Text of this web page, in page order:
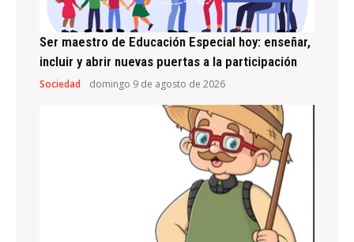
Ser maestro de Educación Especial hoy: enseñar,
incluir y abrir nuevas puertas a la participación
Sociedad domingo 9 de agosto de 2026